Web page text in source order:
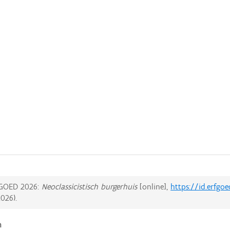
2026: Neoclassicistisch burgerhuis[online], https://
).